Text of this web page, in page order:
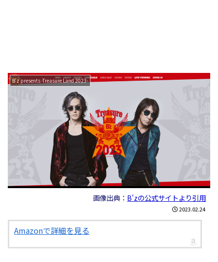
B’z presents -Treasure Land 2023-
画像出典： B'zの公式サイトより引用
2023.02.24
Amazonで詳細を見る